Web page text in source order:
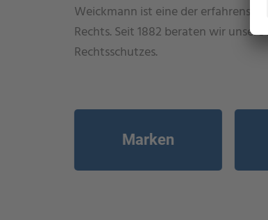
Weickmann ist eine der
Rechts. Seit 1882 beraten wir
Rechtsschutzes.
Marken